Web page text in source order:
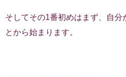
そしてその1番初めはまず、自分
とから始まります。